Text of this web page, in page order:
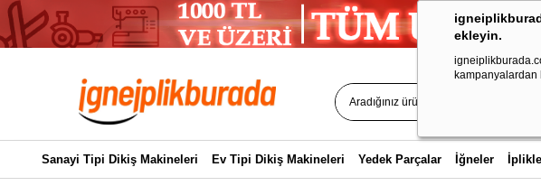
ekleyin.
Sanayi Tipi Dikiş Makineleri Ev Tipi Dikiş Makineleri Yedek Parçalar İğneler